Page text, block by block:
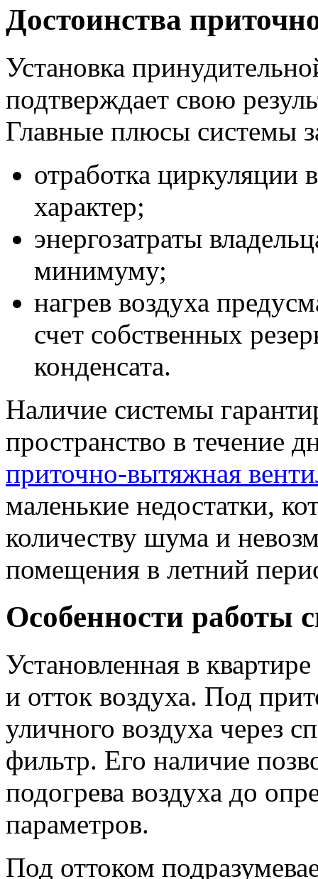
Достоинства
Установка
подтверждает свою
Главные плюсы системы
отработка циркуляции
характер;
энергозатраты
минимуму;
нагрев воздуха
счет собственных
конденсата.
Наличие системы
пространство в течение
приточно-вытяжная
маленькие недостатки,
количеству шума и
помещения в летний
Особенности работы
Установленная в
и отток воздуха. Под
уличного воздуха через
фильтр. Его наличие
подогрева воздуха до
параметров.
Под оттоком